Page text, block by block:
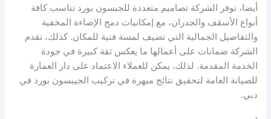
أيضا، توفر الشركة تصاميم متعددة للجبسون بورد تناسب كافة
أنواع الأسقف والجدران، مع إمكانيات دمج الإضاءة المخفية
والتفاصيل الجمالية التي تضيف لمسة فنية للمكان. كذلك، تقدم
الشركة ضمانات على أعمالها ما يعكس ثقة كبيرة في جودة
الخدمة المقدمة. لذلك، يمكن للعملاء الاعتماد على دار العمارة
للصيانة العامة لتحقيق نتائج مبهرة في تركيب الجيبسون بورد في
دبي.